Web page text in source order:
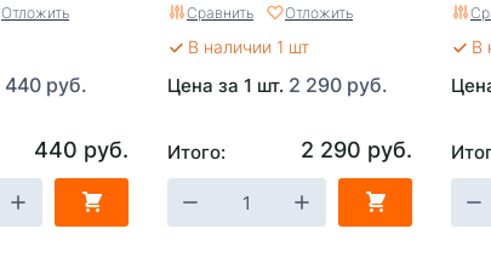
Отложить
440 руб.
440 руб.
Сравнить Отложить
В наличии 1 шт
Цена за 1 шт. 2 290 руб.
Итого: 2 290 руб.
В